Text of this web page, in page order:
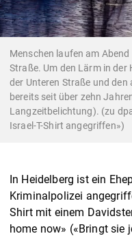
Menschen laufen am
Straße. Um den Lärm in der
der Unteren Straße und
bereits seit über zehn
Langzeitbelichtung). (zu
Israel-T-Shirt angegriffen»)
In Heidelberg ist ein
Kriminalpolizei
Shirt mit einem
home now» («Bringt sie